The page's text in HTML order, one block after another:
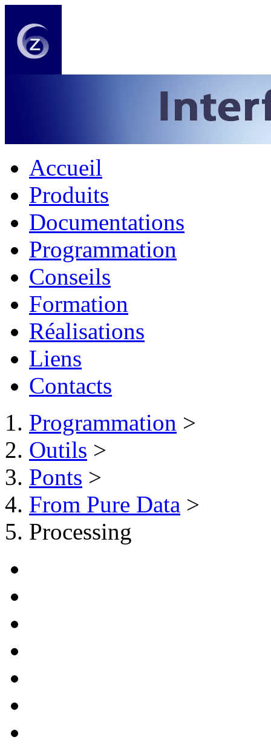
Accueil
Produits
Documentations
Programmation
Conseils
Formation
Réalisations
Liens
Contacts
Programmation >
Outils >
Ponts >
From Pure Data >
Processing